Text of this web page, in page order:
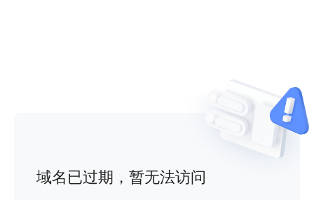
域名已过期，暂无法访问